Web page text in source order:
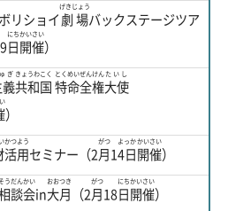
リショイ劇場
げきじょう
バックステージツア
日
にち
開催
かいさい
）
ぎ
共和国
きょうわこく
特命
とくめい
全権
ぜんけん
大使
たいし
）
活用
かつよう
セミナー（2月
がつ
14日
よっか
開催
かいさい
）
談会
うだんかい
in大月
おおつき
（2月
がつ
18日
にち
開催
かいさい
）